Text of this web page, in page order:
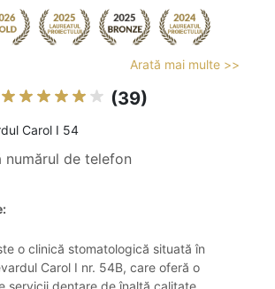
Arată mai multe >>
(39)
Carol I 54
numărul de telefon
o clinică stomatologică situată în
Carol I nr. 54B, care oferă o
servicii dentare de înaltă calitate.